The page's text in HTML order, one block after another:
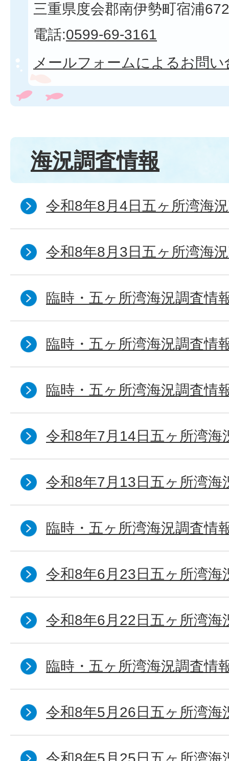
三重県度会郡南伊勢町宿浦
電話:0599-69-3161
メールフォームによるお問い
海況調査情報
令和8年8月4日五ヶ所湾海
令和8年8月3日五ヶ所湾海
臨時・五ヶ所湾海況調査情
臨時・五ヶ所湾海況調査情
臨時・五ヶ所湾海況調査情
令和8年7月14日五ヶ所湾海
令和8年7月13日五ヶ所湾海
臨時・五ヶ所湾海況調査情
令和8年6月23日五ヶ所湾海
令和8年6月22日五ヶ所湾海
臨時・五ヶ所湾海況調査情
令和8年5月26日五ヶ所湾海